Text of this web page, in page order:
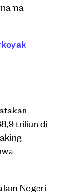
triliun di
Negeri